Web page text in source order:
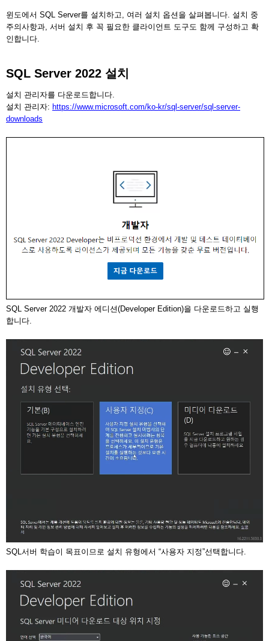
윈도에서 SQL Server를 설치하고, 여러 설치 옵션을 살펴봅니다. 설치 중
주의사항과, 서버 설치 후 꼭 필요한 클라이언트 도구도 함께 구성하고 확
인합니다.
SQL Server 2022 설치
설치 관리자를 다운로드합니다.
설치 관리자: https://www.microsoft.com/ko-kr/sql-server/sql-server-
downloads
SQL Server 2022 개발자 에디션(Developer Edition)을 다운로드하고 실행
합니다.
SQL서버 학습이 목표이므로 설치 유형에서 “사용자 지정”선택합니다.